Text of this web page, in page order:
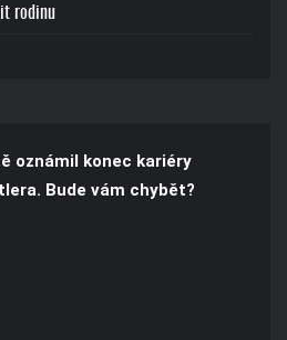
rodinu
oznámil konec kariéry
Bude vám chybět?